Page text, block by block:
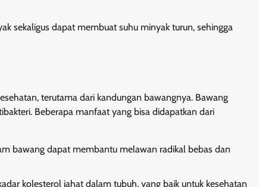
sekaligus dapat membuat suhu minyak turun, sehingga
terutama dari kandungan bawangnya. Bawang
Beberapa manfaat yang bisa didapatkan dari
bawang dapat membantu melawan radikal bebas dan
kolesterol jahat dalam tubuh, yang baik untuk kesehatan